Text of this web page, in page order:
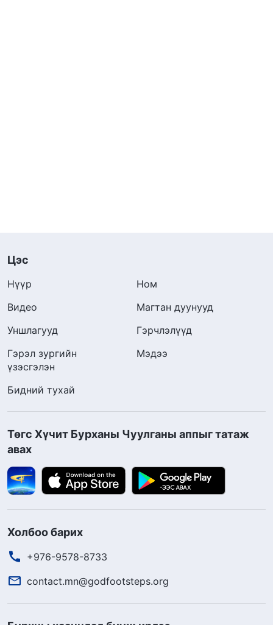
Цэс
Нүүр
Ном
Видео
Магтан дуунууд
Уншлагууд
Гэрчлэлүүд
Гэрэл зургийн
үзэсгэлэн
Мэдээ
Бидний тухай
Төгс Хүчит Бурханы Чуулганы аппыг татаж
авах
Холбоо барих
+976-9578-8733
contact.mn@godfootsteps.org